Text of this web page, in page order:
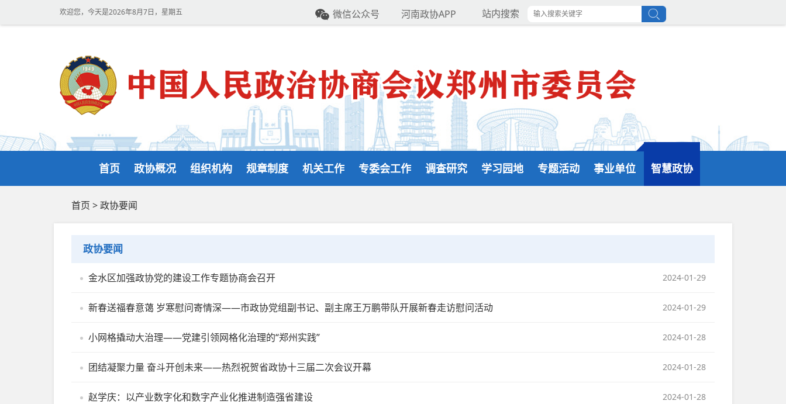
欢迎您，今天是2026年8月7日，星期五 微信公众号 河南政协APP 站内搜索
首页 政协概况 组织机构 规章制度 机关工作 专委会工作 调查研究 学习园地 专题活动 事业单位 智慧政协
首页 >政协要闻
政协要闻
2024-01-29
金水区加强政协党的建设工作专题协商会召开
2024-01-29
新春送福春意蔼 岁寒慰问寄情深——市政协党组副书记、副主席王万鹏带队开展新春走访慰问活动
2024-01-28
小网格撬动大治理——党建引领网格化治理的“郑州实践”
2024-01-28
团结凝聚力量 奋斗开创未来——热烈祝贺省政协十三届二次会议开幕
2024-01-28
赵学庆：以产业数字化和数字产业化推进制造强省建设